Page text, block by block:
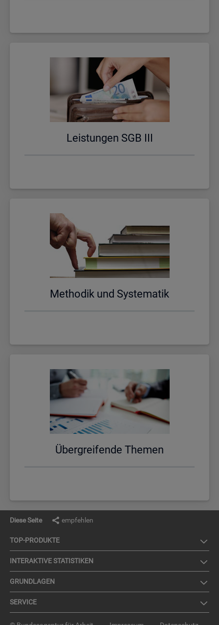
Leis­tun­gen SGB III
Me­tho­dik und Sys­te­ma­tik
Über­grei­fen­de The­men
Diese Seite empfehlen
TOP-PRO­DUK­TE
IN­TER­AK­TI­VE STA­TIS­TI­KEN
GRUND­LA­GEN
SER­VICE